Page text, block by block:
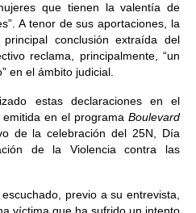
que tienen la valentía de
A tenor de sus aportaciones, la
conclusión extraída del
reclama, principalmente, “un
en el ámbito judicial.
estas declaraciones en el
en el programa Boulevard
de la celebración del 25N, Día
de la Violencia contra las
previo a su entrevista,